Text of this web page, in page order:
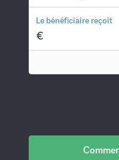
Le bénéficiaire reçoit
€